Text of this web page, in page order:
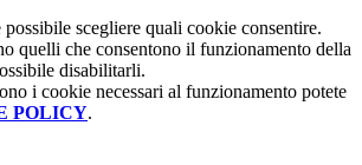
possibile scegliere quali cookie consentire.
quelli che consentono il funzionamento della
disabilitarli.
i cookie necessari al funzionamento potete
POLICY.